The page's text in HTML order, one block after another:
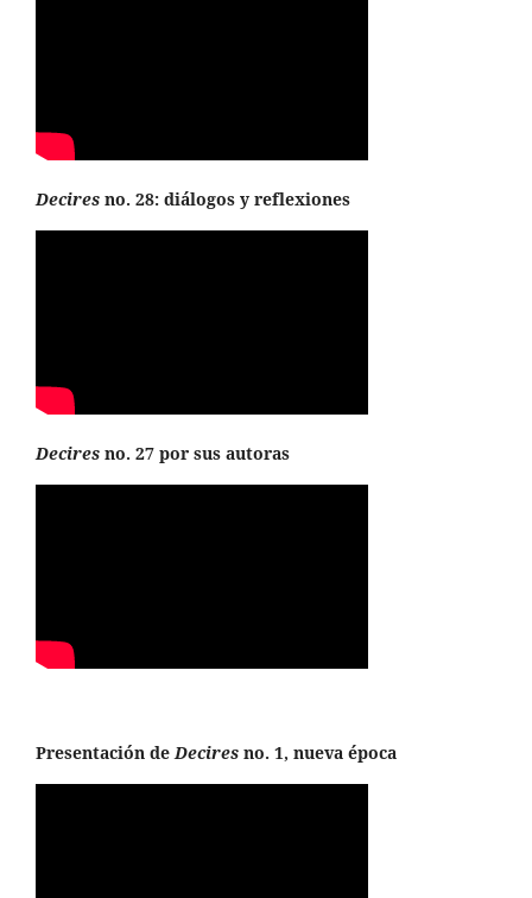
Decires no. 28: diálogos y reflexiones
Decires no. 27 por sus autoras
Presentación de Decires no. 1, nueva época